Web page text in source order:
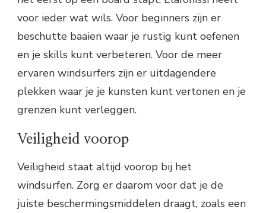
voor ieder wat wils. Voor beginners zijn er
beschutte baaien waar je rustig kunt oefenen
en je skills kunt verbeteren. Voor de meer
ervaren windsurfers zijn er uitdagendere
plekken waar je je kunsten kunt vertonen en je
grenzen kunt verleggen.
Veiligheid voorop
Veiligheid staat altijd voorop bij het
windsurfen. Zorg er daarom voor dat je de
juiste beschermingsmiddelen draagt, zoals een